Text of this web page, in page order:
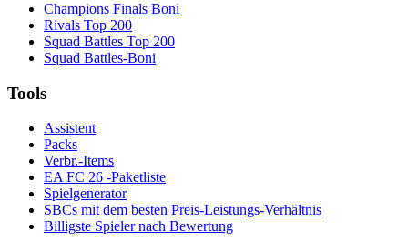
Champions Finals Boni
Rivals Top 200
Squad Battles Top 200
Squad Battles-Boni
Tools
Assistent
Packs
Verbr.-Items
EA FC 26 -Paketliste
Spielgenerator
SBCs mit dem besten Preis-Leistungs-Verhältnis
Billigste Spieler nach Bewertung